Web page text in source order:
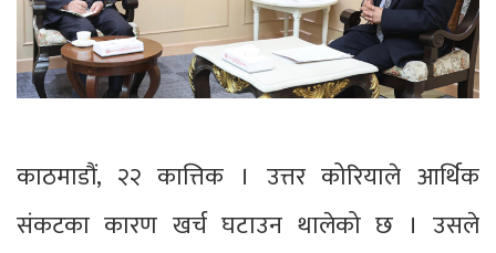
काठमाडौं, २२ कात्तिक । उत्तर कोरियाले आर्थिक
संकटका कारण खर्च घटाउन थालेको छ । उसले